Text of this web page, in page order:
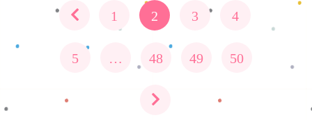
1 2 3 4
5 … 48 49 50